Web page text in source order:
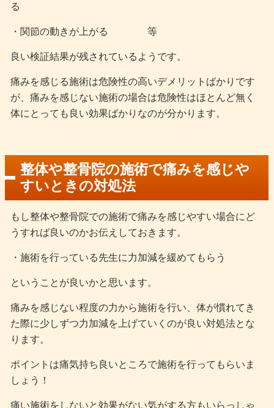
る
・関節の動きが上がる 等
良い検証結果が残されているようです。
痛みを感じる施術は危険性の高いデメリットばかりです
が、痛みを感じない施術の場合は危険性はほとんど無く
体にとっても良い効果ばかりなのが分かります。
整体や整骨院の施術で痛みを感じや
すいときの対処法
もし整体や整骨院での施術で痛みを感じやすい場合にど
うすれば良いのかお伝えしておきます。
・施術を行っている先生に力加減を緩めてもらう
ということが良いかと思います。
痛みを感じない程度の力から施術を行い、体が慣れてき
た際に少しずつ力加減を上げていくのが良い対処法とな
ります。
ポイントは痛気持ち良いところで施術を行ってもらいま
しょう！
痛い施術をしないと効果がない気がする方もいらっしゃ